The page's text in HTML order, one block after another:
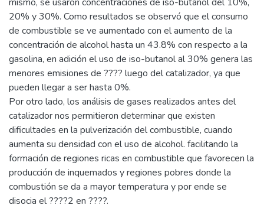
20% y 30%. Como resultados se observó que el consumo
de combustible se ve aumentado con el aumento de la
concentración de alcohol hasta un 43.8% con respecto a la
gasolina, en adición el uso de iso-butanol al 30% genera las
menores emisiones de ???? luego del catalizador, ya que
pueden llegar a ser hasta 0%.
Por otro lado, los análisis de gases realizados antes del
catalizador nos permitieron determinar que existen
dificultades en la pulverización del combustible, cuando
aumenta su densidad con el uso de alcohol. facilitando la
formación de regiones ricas en combustible que favorecen la
producción de inquemados y regiones pobres donde la
combustión se da a mayor temperatura y por ende se
disocia el ????2 en ????.